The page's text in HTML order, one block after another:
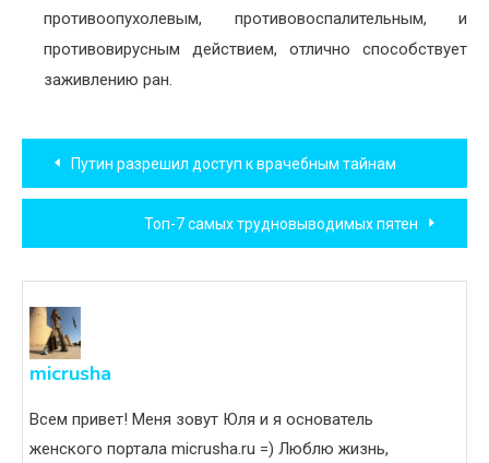
противоопухолевым, противовоспалительным, и
противовирусным действием, отлично способствует
заживлению ран.
Навигация
по
записям
Путин разрешил доступ к врачебным тайнам
Топ-7 самых трудновыводимых пятен
micrusha
Всем привет! Меня зовут Юля и я основатель
женского портала micrusha.ru =) Люблю жизнь,